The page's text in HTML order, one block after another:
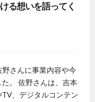
る想いを語ってく
さんに事業内容や今
。 佐野さんは、吉本
、デジタルコンテン